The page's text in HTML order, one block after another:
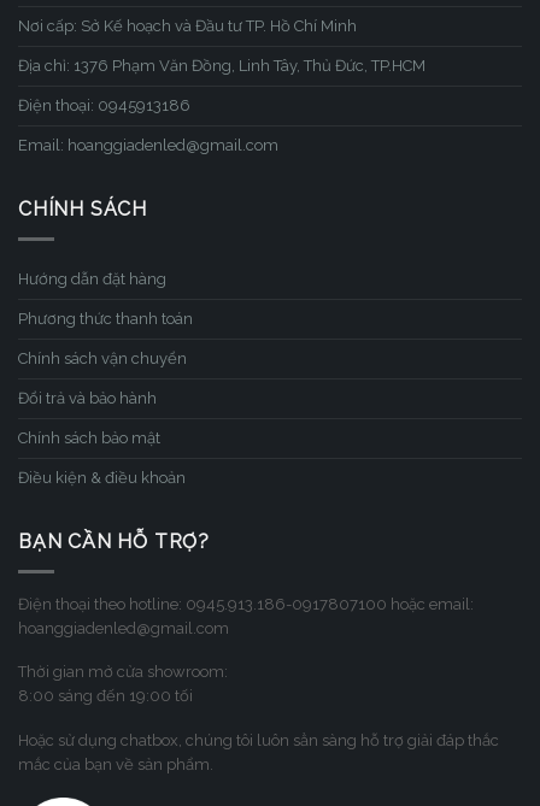
Nơi cấp: Sở Kế hoạch và Đầu tư TP. Hồ Chí Minh
Địa chỉ: 1376 Phạm Văn Đồng, Linh Tây, Thủ Đức, TP.HCM
Điện thoại: 0945913186
Email: hoanggiadenled@gmail.com
CHÍNH SÁCH
Hướng dẫn đặt hàng
Phương thức thanh toán
Chính sách vận chuyển
Đổi trả và bảo hành
Chính sách bảo mật
Điều kiện & điều khoản
BẠN CẦN HỖ TRỢ?
Điện thoại theo hotline: 0945.913.186-0917807100 hoặc email:
hoanggiadenled@gmail.com
Thời gian mở cửa showroom:
8:00 sáng đến 19:00 tối
Hoặc sử dụng chatbox, chúng tôi luôn sẳn sàng hỗ trợ giải đáp thắc
mắc của bạn về sản phẩm.